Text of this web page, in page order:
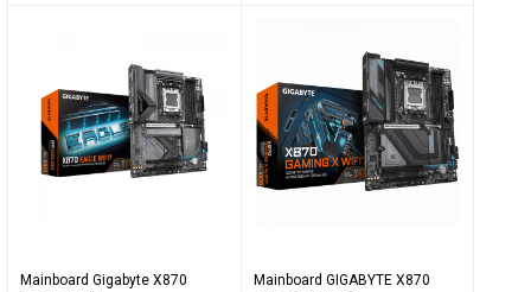
Mainboard Gigabyte X870
Mainboard GIGABYTE X870